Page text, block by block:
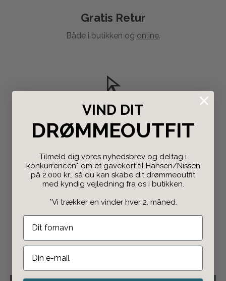
Gratis Retur
Både i butikken og online.
Click & Collect
Bestil på nettet og afhent i butikken.
Fri fragt over 498 kr
1-2 dages leveringstid
og fri fragt til GLS pakkeshop ved køb over 498,-
VIND DIT
DRØMMEOUTFIT
Tilmeld dig vores nyhedsbrev og deltag i
konkurrencen* om et gavekort til Hansen/Nissen
på 2.000 kr., så du kan skabe dit drømmeoutfit
med kyndig vejledning fra os i butikken.
*Vi trækker en vinder hver 2. måned.